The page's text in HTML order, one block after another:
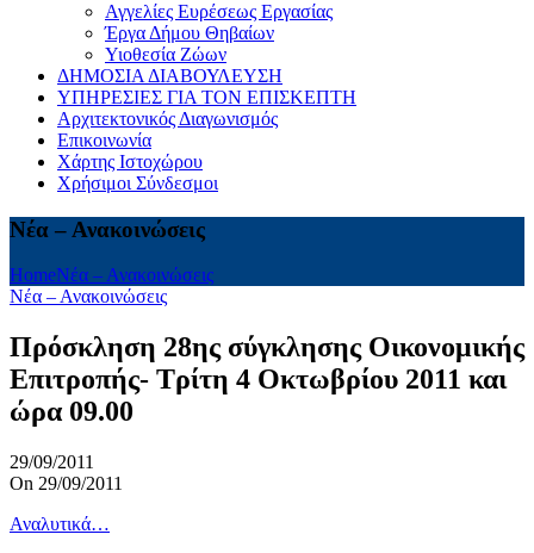
Αγγελίες Ευρέσεως Εργασίας
Έργα Δήμου Θηβαίων
Υιοθεσία Ζώων
ΔΗΜΟΣΙΑ ΔΙΑΒΟΥΛΕΥΣΗ
ΥΠΗΡΕΣΙΕΣ ΓΙΑ ΤΟΝ ΕΠΙΣΚΕΠΤΗ
Αρχιτεκτονικός Διαγωνισμός
Επικοινωνία
Χάρτης Ιστοχώρου
Χρήσιμοι Σύνδεσμοι
Νέα – Ανακοινώσεις
HomeΝέα – Ανακοινώσεις
Νέα – Ανακοινώσεις
Πρόσκληση 28ης σύγκλησης Οικονομικής
Επιτροπής- Τρίτη 4 Οκτωβρίου 2011 και
ώρα 09.00
29/09/2011
On 29/09/2011
Αναλυτικά…